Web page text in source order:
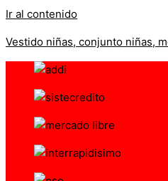
Ir al contenido
Vestido niñas, conjunto niñas,